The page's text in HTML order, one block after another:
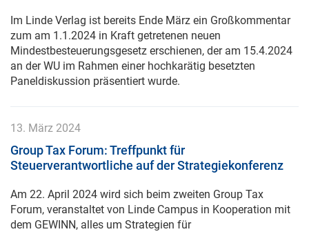
Im Linde Verlag ist bereits Ende März ein Großkommentar
zum am 1.1.2024 in Kraft getretenen neuen
Mindestbesteuerungsgesetz erschienen, der am 15.4.2024
an der WU im Rahmen einer hochkarätig besetzten
Paneldiskussion präsentiert wurde.
13. März 2024
Group Tax Forum: Treffpunkt für
Steuerverantwortliche auf der Strategiekonferenz
Am 22. April 2024 wird sich beim zweiten Group Tax
Forum, veranstaltet von Linde Campus in Kooperation mit
dem GEWINN, alles um Strategien für